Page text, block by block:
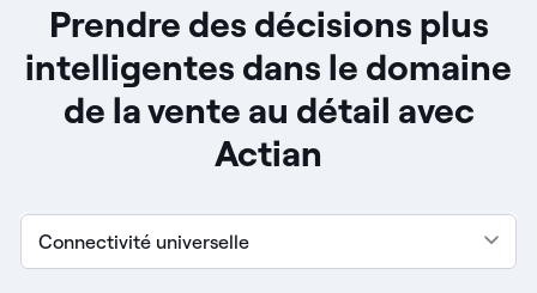
Prendre des décisions plus
intelligentes dans le domaine
de la vente au détail avec
Actian
Connectivité universelle